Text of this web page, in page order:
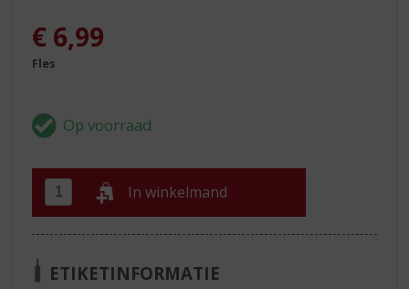
€ 6,99
Fles
In winkelmand
ETIKETINFORMATIE